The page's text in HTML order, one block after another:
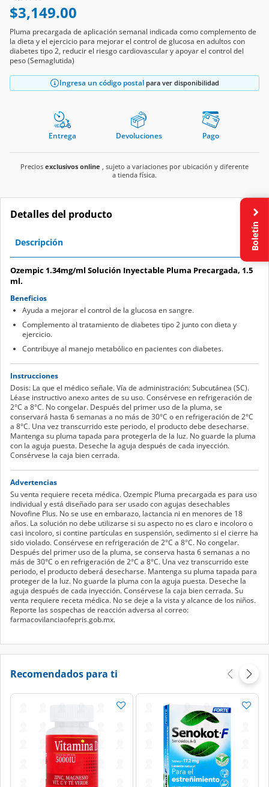
$3,149.00
Pluma precargada de aplicación semanal indicada como complemento de
la dieta y el ejercicio para mejorar el control de glucosa en adultos con
diabetes tipo 2, reducir el riesgo cardiovascular y apoyar el control del
peso (Semaglutida)
Ingresa un código postal para ver disponibilidad
Entrega Devoluciones Pago
Precios exclusivos online , sujeto a variaciones por ubicación y diferente
a tienda física.
Detalles del producto
Descripción
Ozempic 1.34mg/ml Solución Inyectable Pluma Precargada, 1.5
ml.
Beneficios
Ayuda a mejorar el control de la glucosa en sangre.
Complemento al tratamiento de diabetes tipo 2 junto con dieta y
ejercicio.
Contribuye al manejo metabólico en pacientes con diabetes.
Instrucciones
Dosis: La que el médico señale. Vía de administración: Subcutánea (SC).
Léase instructivo anexo antes de su uso. Consérvese en refrigeración de
2°C a 8°C. No congelar. Después del primer uso de la pluma, se
conservará hasta 6 semanas a no más de 30°C o en refrigeración de 2°C
a 8°C. Una vez transcurrido este periodo, el producto debe desecharse.
Mantenga su pluma tapada para protegerla de la luz. No guarde la pluma
con la aguja puesta. Deseche la aguja después de cada inyección.
Consérvese la caja bien cerrada.
Advertencias
Su venta requiere receta médica. Ozempic Pluma precargada es para uso
individual y está diseñado para ser usado con agujas desechables
Novofine Plus. No se use en embarazo, lactancia ni en menores de 18
años. La solución no debe utilizarse si su aspecto no es claro e incoloro o
casi incoloro, si contine partículas en suspensión, sedimento si el cierre ha
sido violado. Consérvese en refrigeración de 2°C a 8°C. No congelar.
Después del primer uso de la pluma, se conserva hasta 6 semanas a no
más de 30°C o en refrigeración de 2°C a 8°C. Una vez transcurrido este
periodo, el producto deberá desecharse. Mantenga su pluma tapada para
proteger de la luz. No guarde la pluma con la aguja puesta. Deseche la
aguja después de cada inyección. Consérvese la caja bien cerrada. Su
venta requiere receta médica. No se deje a la vista y alcance de los niños.
Reporte las sospechas de reacción adversa al correo:
farmacovilanciaofepris.gob.mx.
Recomendados para ti
Boletín